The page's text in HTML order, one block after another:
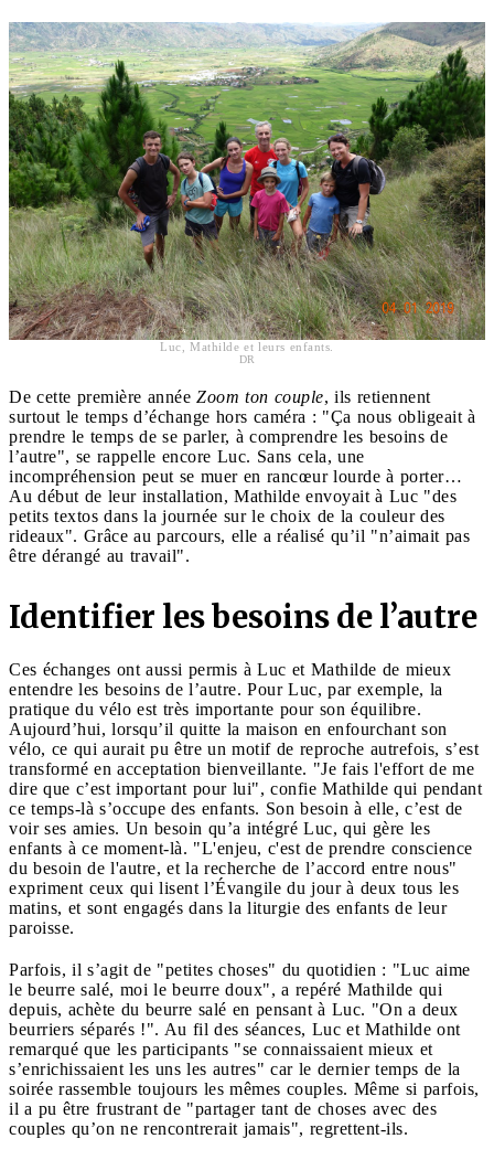
Luc, Mathilde et leurs enfants.
DR
De cette première année Zoom ton couple, ils retiennent
surtout le temps d’échange hors caméra : "Ça nous obligeait à
prendre le temps de se parler, à comprendre les besoins de
l’autre", se rappelle encore Luc. Sans cela, une
incompréhension peut se muer en rancœur lourde à porter…
Au début de leur installation, Mathilde envoyait à Luc "des
petits textos dans la journée sur le choix de la couleur des
rideaux". Grâce au parcours, elle a réalisé qu’il "n’aimait pas
être dérangé au travail".
Identifier les besoins de l’autre
Ces échanges ont aussi permis à Luc et Mathilde de mieux
entendre les besoins de l’autre. Pour Luc, par exemple, la
pratique du vélo est très importante pour son équilibre.
Aujourd’hui, lorsqu’il quitte la maison en enfourchant son
vélo, ce qui aurait pu être un motif de reproche autrefois, s’est
transformé en acceptation bienveillante. "Je fais l'effort de me
dire que c’est important pour lui", confie Mathilde qui pendant
ce temps-là s’occupe des enfants. Son besoin à elle, c’est de
voir ses amies. Un besoin qu’a intégré Luc, qui gère les
enfants à ce moment-là. "L'enjeu, c'est de prendre conscience
du besoin de l'autre, et la recherche de l’accord entre nous"
expriment ceux qui lisent l’Évangile du jour à deux tous les
matins, et sont engagés dans la liturgie des enfants de leur
paroisse.
Parfois, il s’agit de "petites choses" du quotidien : "Luc aime
le beurre salé, moi le beurre doux", a repéré Mathilde qui
depuis, achète du beurre salé en pensant à Luc. "On a deux
beurriers séparés !". Au fil des séances, Luc et Mathilde ont
remarqué que les participants "se connaissaient mieux et
s’enrichissaient les uns les autres" car le dernier temps de la
soirée rassemble toujours les mêmes couples. Même si parfois,
il a pu être frustrant de "partager tant de choses avec des
couples qu’on ne rencontrerait jamais", regrettent-ils.